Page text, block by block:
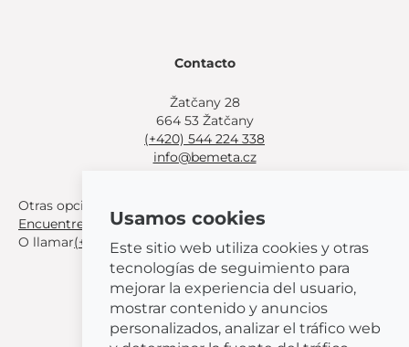
Contacto
Žatčany 28
664 53 Žatčany
(+420) 544 224 338
info@bemeta.cz
Otras opciones de compra:
Encuentre un distribuidor cerca de usted
O llamar(+420) 544 224 338.
Usamos cookies
Este sitio web utiliza cookies y otras
tecnologías de seguimiento para
mejorar la experiencia del usuario,
mostrar contenido y anuncios
personalizados, analizar el tráfico web